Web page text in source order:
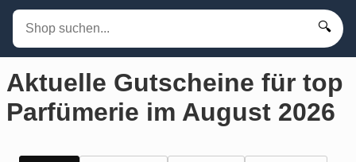
🔍
Aktuelle Gutscheine für top
Parfümerie im August 2026